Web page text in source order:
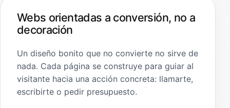
Webs orientadas a conversión, no a
decoración
Un diseño bonito que no convierte no sirve de
nada. Cada página se construye para guiar al
visitante hacia una acción concreta: llamarte,
escribirte o pedir presupuesto.